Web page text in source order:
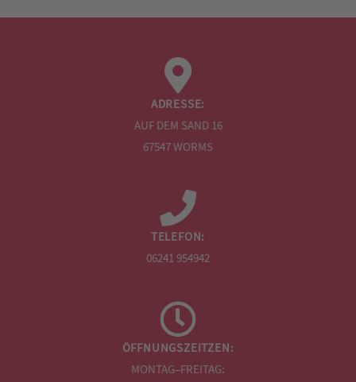
ADRESSE:
AUF DEM SAND 16
67547 WORMS
TELEFON:
06241 954942
ÖFFNUNGSZEITZEN:
MONTAG–FREITAG: